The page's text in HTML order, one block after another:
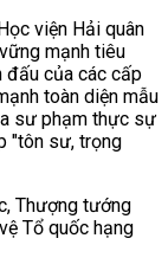
viện Hải quân
mạnh tiêu
đấu của các cấp
toàn diện mẫu
sư phạm thực sự
"tôn sư, trọng
Thượng tướng
Tổ quốc hạng